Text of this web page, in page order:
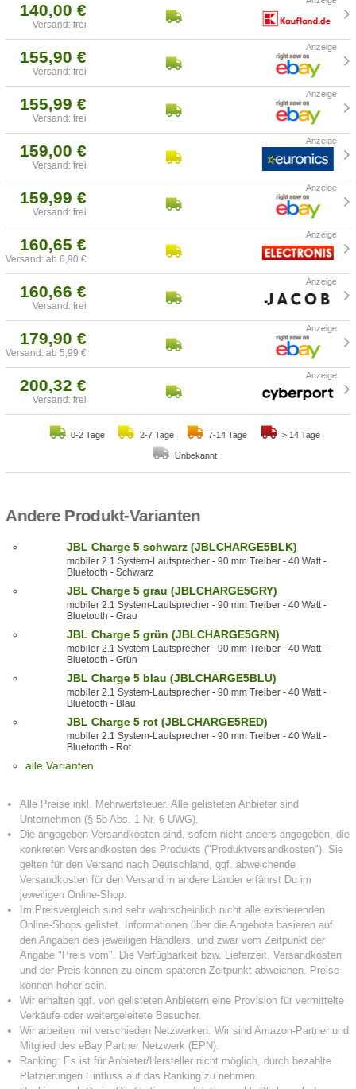
140,00 €
Versand: frei
155,90 €
Versand: frei
155,99 €
Versand: frei
159,00 €
Versand: frei
159,99 €
Versand: frei
160,65 €
Versand: ab 6,90 €
160,66 €
Versand: frei
179,90 €
Versand: ab 5,99 €
200,32 €
Versand: frei
0-2 Tage 2-7 Tage 7-14 Tage > 14 Tage
Unbekannt
Andere Produkt-Varianten
JBL Charge 5 schwarz (JBLCHARGE5BLK)
mobiler 2.1 System-Lautsprecher - 90 mm Treiber - 40 Watt -
Bluetooth - Schwarz
JBL Charge 5 grau (JBLCHARGE5GRY)
mobiler 2.1 System-Lautsprecher - 90 mm Treiber - 40 Watt -
Bluetooth - Grau
JBL Charge 5 grün (JBLCHARGE5GRN)
mobiler 2.1 System-Lautsprecher - 90 mm Treiber - 40 Watt -
Bluetooth - Grün
JBL Charge 5 blau (JBLCHARGE5BLU)
mobiler 2.1 System-Lautsprecher - 90 mm Treiber - 40 Watt -
Bluetooth - Blau
JBL Charge 5 rot (JBLCHARGE5RED)
mobiler 2.1 System-Lautsprecher - 90 mm Treiber - 40 Watt -
Bluetooth - Rot
alle Varianten